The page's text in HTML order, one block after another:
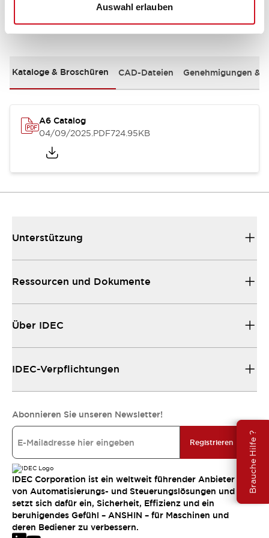
Auswahl erlauben
Brauche Hilfe ?
Dokumente und Dateien
Kataloge & Broschüren CAD-Dateien Genehmigungen &
A6 Catalog
04/09/2025.PDF724.95KB
Unterstützung
Ressourcen und Dokumente
Über IDEC
IDEC-Verpflichtungen
Abonnieren Sie unseren Newsletter!
Registrieren
IDEC Corporation ist ein weltweit führender Anbieter
von Automatisierungs- und Steuerungslösungen und
setzt sich dafür ein, Sicherheit, Effizienz und ein
beruhigendes Gefühl – ANSHIN – für Maschinen und
deren Bediener zu verbessern.